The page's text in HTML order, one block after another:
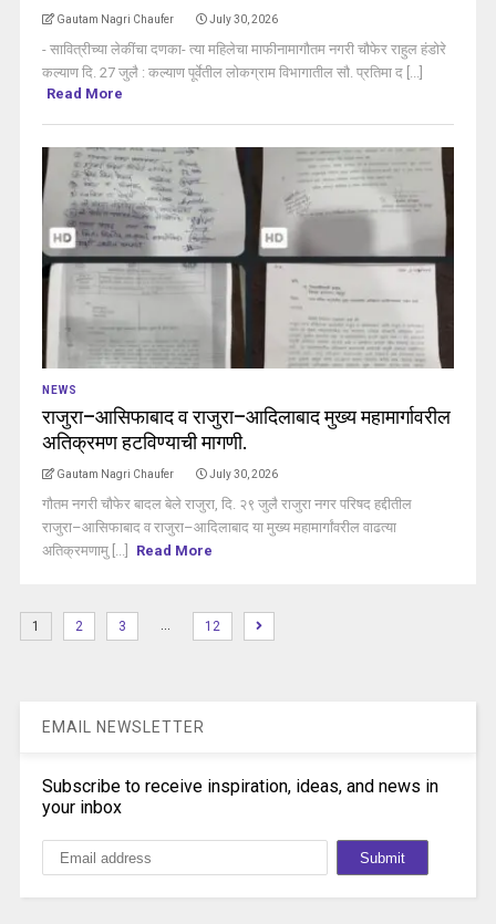
Gautam Nagri Chaufer July 30, 2026
- सावित्रीच्या लेकींचा दणका- त्या महिलेचा माफीनामागौतम नगरी चौफेर राहुल हंडोरे
कल्याण दि. 27 जुलै : कल्याण पूर्वेतील लोकग्राम विभागातील सौ. प्रतिमा द [...]
Read More
NEWS
राजुरा–आसिफाबाद व राजुरा–आदिलाबाद मुख्य महामार्गावरील
अतिक्रमण हटविण्याची मागणी.
Gautam Nagri Chaufer July 30, 2026
गौतम नगरी चौफेर बादल बेले राजुरा, दि. २९ जुलै राजुरा नगर परिषद हद्दीतील
राजुरा–आसिफाबाद व राजुरा–आदिलाबाद या मुख्य महामार्गांवरील वाढत्या
अतिक्रमणामु [...]
Read More
1 2 3 … 12
EMAIL NEWSLETTER
Subscribe to receive inspiration, ideas, and news in
your inbox